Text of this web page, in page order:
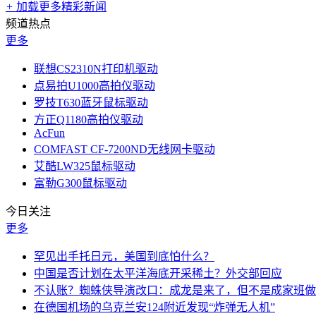
+ 加载更多精彩新闻
频道热点
更多
联想CS2310N打印机驱动
点易拍U1000高拍仪驱动
罗技T630蓝牙鼠标驱动
方正Q1180高拍仪驱动
AcFun
COMFAST CF-7200ND无线网卡驱动
艾酷LW325鼠标驱动
富勒G300鼠标驱动
今日关注
更多
罕见出手托日元，美国到底怕什么？
中国是否计划在太平洋海底开采稀土？外交部回应
不认账？蜘蛛侠导演改口：成龙是来了，但不是成家班
在德国机场的乌克兰安124附近发现“炸弹无人机”